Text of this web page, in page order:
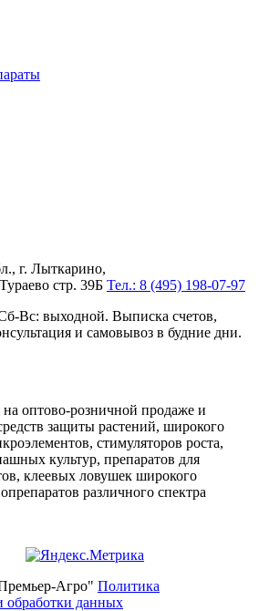
г. Лыткарино,
стр. 39Б Тел.: 8 (495) 198-07-97
Вс: выходной. Выписка счетов,
и самовывоз в будние дни.
оптово-розничной продаже и
защиты растений, широкого
стимуляторов роста,
культур, препаратов для
клеевых ловушек широкого
различного спектра
Агро" Политика
обработки данных